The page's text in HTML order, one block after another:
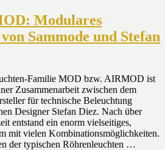
Modulares
Sammode und Stefan
Familie MOD bzw. AIRMOD ist
Zusammenarbeit zwischen dem
für technische Beleuchtung
Designer Stefan Diez. Nach über
entstand ein enorm vielseitiges,
mit vielen Kombinationsmöglichkeiten.
der typischen Röhrenleuchten …